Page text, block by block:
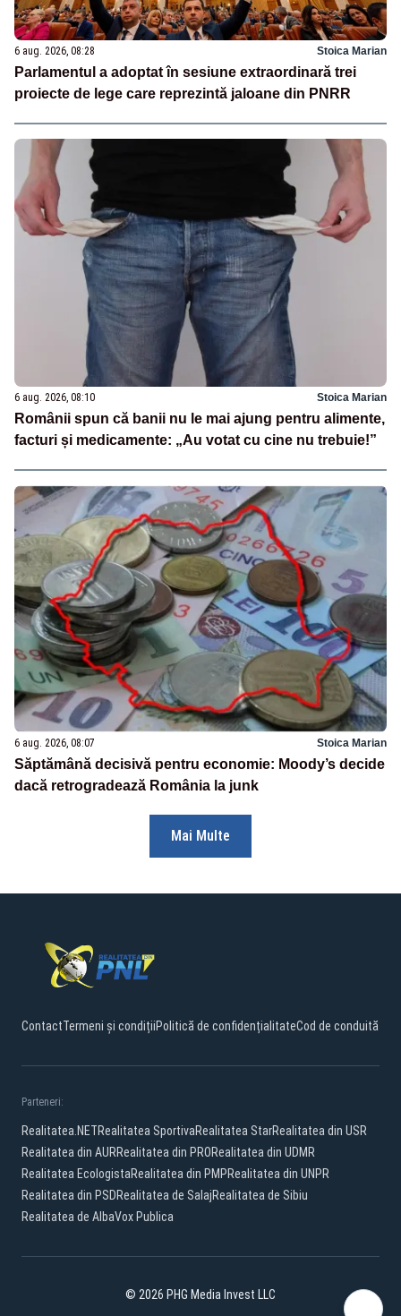
6 aug. 2026, 08:28 Stoica Marian
Parlamentul a adoptat în sesiune extraordinară trei
proiecte de lege care reprezintă jaloane din PNRR
6 aug. 2026, 08:10 Stoica Marian
Românii spun că banii nu le mai ajung pentru alimente,
facturi și medicamente: „Au votat cu cine nu trebuie!”
6 aug. 2026, 08:07 Stoica Marian
Săptămână decisivă pentru economie: Moody’s decide
dacă retrogradează România la junk
Mai Multe
ContactTermeni și condițiiPolitică de confidențialitateCod de conduită
Parteneri:
Realitatea.NETRealitatea SportivaRealitatea StarRealitatea din USR
Realitatea din AURRealitatea din PRORealitatea din UDMR
Realitatea EcologistaRealitatea din PMPRealitatea din UNPR
Realitatea din PSDRealitatea de SalajRealitatea de Sibiu
Realitatea de AlbaVox Publica
© 2026 PHG Media Invest LLC